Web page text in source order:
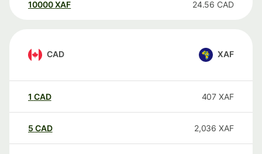
10000 XAF 24.56 CAD
CAD XAF
1 CAD 407 XAF
5 CAD 2,036 XAF